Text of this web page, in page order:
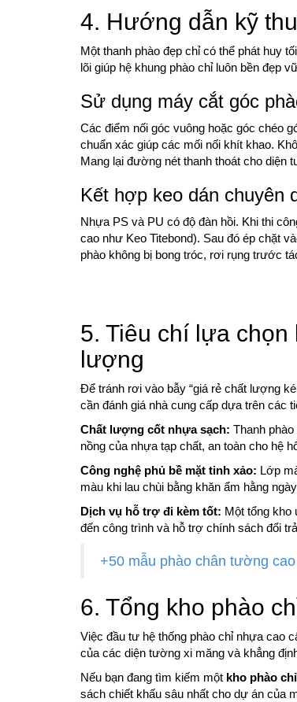
4. Hướng dẫn kỹ
Một thanh phào đẹp chỉ có thể phát huy
lõi giúp hệ khung phào chỉ luôn bền đẹp
Sử dụng máy cắt góc
Các điểm nối góc vuông hoặc góc chéo
chuẩn xác giúp các mối nối khít khao.
Mang lại đường nét thanh thoát cho diện
Kết hợp keo dán chuyên
Nhựa PS và PU có độ đàn hồi. Khi thi
cao như Keo Titebond). Sau đó ép chặt
phào không bị bong tróc, rơi rụng trước
5. Tiêu chí lựa
lượng
Để tránh rơi vào bẫy “giá rẻ chất lượng
cần đánh giá nhà cung cấp dựa trên các
Chất lượng cốt nhựa sạch: Thanh
nồng của nhựa tạp chất, an toàn cho hệ
Công nghệ phủ bề mặt tinh xảo: Lớp
màu khi lau chùi bằng khăn ẩm hằng
Dịch vụ hỗ trợ đi kèm tốt: Một tổng kho
đến công trình và hỗ trợ chính sách đổi
+50 mẫu phào chân tường
6. Tổng kho phào
Việc đầu tư hệ thống phào chỉ nhựa cao
của các diện tường xi măng và khẳng
Nếu bạn đang tìm kiếm một kho phào
sách chiết khấu sâu nhất cho dự án của